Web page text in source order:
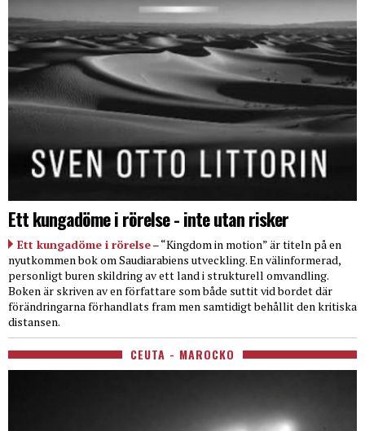
Ett kungadöme i rörelse - inte utan risker
Ett kungadöme i rörelse– “Kingdom in motion” är titeln på en
nyutkommen bok om Saudiarabiens utveckling. En välinformerad,
personligt buren skildring av ett land i strukturell omvandling.
Boken är skriven av en författare som både suttit vid bordet där
förändringarna förhandlats fram men samtidigt behållit den kritiska
distansen.
CEUTA - MAROCKO